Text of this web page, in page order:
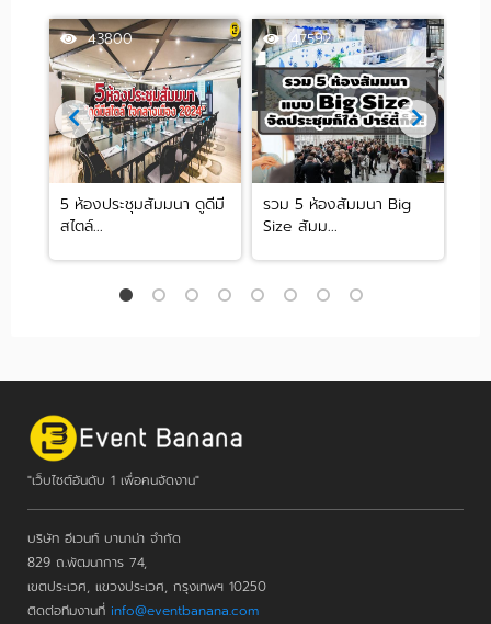
43800
5 ห้องประชุมสัมมนา ดูดีมี
สไตล์...
47592
รวม 5 ห้องสัมมนา Big
Size สัมม...
"เว็บไซต์อันดับ 1 เพื่อคนจัดงาน"
บริษัท อีเวนท์ บานาน่า จำกัด
829 ถ.พัฒนาการ 74,
เขตประเวศ, แขวงประเวศ, กรุงเทพฯ 10250
ติดต่อทีมงานที่ info@eventbanana.com